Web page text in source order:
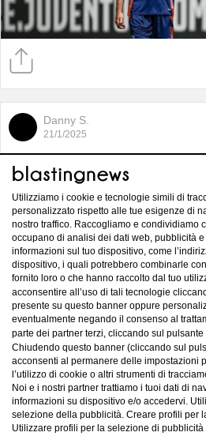
Danny S.
21/1/2025
Calciomercato:
Garnacho, la Roma
Utilizziamo i cookie e tecnologie simili di
personalizzato rispetto alle tue esigenze di
nostro traffico. Raccogliamo e condividiamo
occupano di analisi dei dati web, pubblicità
informazioni sul tuo dispositivo, come
dispositivo, i quali potrebbero combinarle
fornito loro o che hanno raccolto dal tuo
acconsentire all’uso di tali tecnologie
presente su questo banner oppure
eventualmente negando il consenso al
parte dei partner terzi, cliccando sul pulsante
Chiudendo questo banner (cliccando sul
acconsenti al permanere delle impostazioni
l’utilizzo di cookie o altri strumenti di
Noi e i nostri partner trattiamo i tuoi dati di
informazioni su dispositivo e/o accedervi.
selezione della pubblicità. Creare profili per
Utilizzare profili per la selezione di